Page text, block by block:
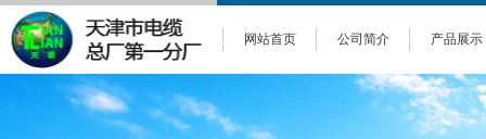
网站首页 公司简介 产品展示